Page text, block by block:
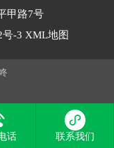
甲路7号
号-3 XML地图
话 联系我们